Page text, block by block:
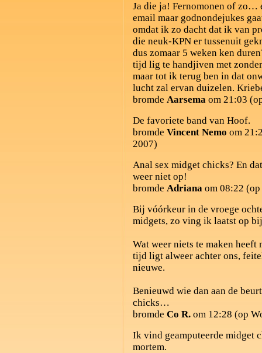
Ja die ja! Fernomonen of zo…
email maar godnondejukes
omdat ik zo dacht dat ik van
die neuk-KPN er tussenuit
dus zomaar 5 weken ken
tijd lig te handjiven met
maar tot ik terug ben in dat
lucht zal ervan duizelen.
bromde Aarsema om 21:03
De favoriete band van Hoof.
bromde Vincent Nemo om
2007)
Anal sex midget chicks? En
weer niet op!
bromde Adriana om 08:22
Bij vóórkeur in de vroege
midgets, zo ving ik laatst op
Wat weer niets te maken
tijd ligt alweer achter ons,
nieuwe.
Benieuwd wie dan aan de
chicks…
bromde Co R. om 12:28 (op
Ik vind geamputeerde midget
mortem.